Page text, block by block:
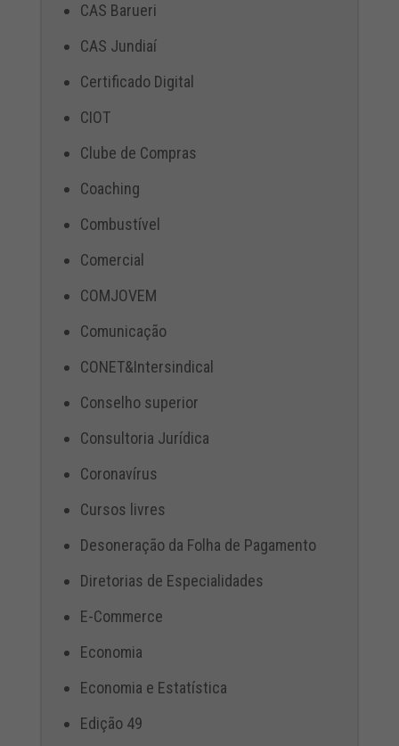
CAS Barueri
CAS Jundiaí
Certificado Digital
CIOT
Clube de Compras
Coaching
Combustível
Comercial
COMJOVEM
Comunicação
CONET&Intersindical
Conselho superior
Consultoria Jurídica
Coronavírus
Cursos livres
Desoneração da Folha de Pagamento
Diretorias de Especialidades
E-Commerce
Economia
Economia e Estatística
Edição 49